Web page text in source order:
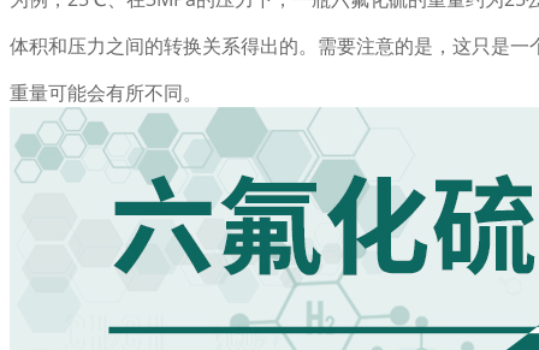
体积和压力之间的转换关系得出的。需要注意的是，这只是
重量可能会有所不同。